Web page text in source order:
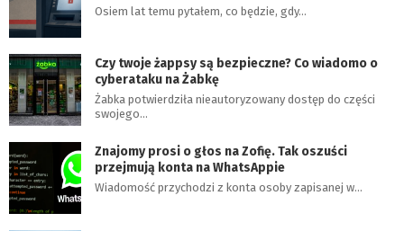
Osiem lat temu pytałem, co będzie, gdy…
Czy twoje żappsy są bezpieczne? Co wiadomo o
cyberataku na Żabkę
Żabka potwierdziła nieautoryzowany dostęp do części
swojego…
Znajomy prosi o głos na Zofię. Tak oszuści
przejmują konta na WhatsAppie
Wiadomość przychodzi z konta osoby zapisanej w…